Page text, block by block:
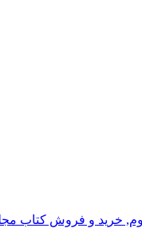
خرید و فروش کتاب